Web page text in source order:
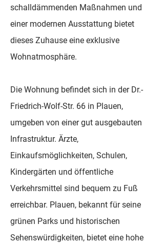
schalldämmenden Maßnahmen und
einer modernen Ausstattung bietet
dieses Zuhause eine exklusive
Wohnatmosphäre.
Die Wohnung befindet sich in der Dr.-
Friedrich-Wolf-Str. 66 in Plauen,
umgeben von einer gut ausgebauten
Infrastruktur. Ärzte,
Einkaufsmöglichkeiten, Schulen,
Kindergärten und öffentliche
Verkehrsmittel sind bequem zu Fuß
erreichbar. Plauen, bekannt für seine
grünen Parks und historischen
Sehenswürdigkeiten, bietet eine hohe